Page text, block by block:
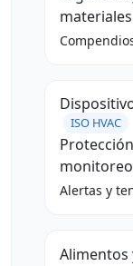
ISO HVAC
Alertas y
Alimentos